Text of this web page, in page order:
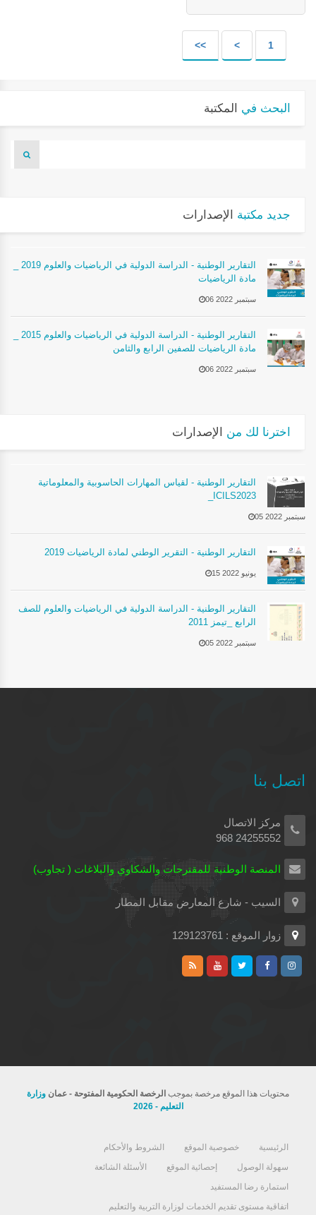
1
>
>>
البحث في المكتبة
جديد مكتبة الإصدارات
مادة الرياضيات
06 سبتمبر 2022
مادة الرياضيات للصفين الرابع والثامن
06 سبتمبر 2022
اخترنا لك من الإصدارات
التقارير الوطنية - لقياس المهارات الحاسوبية والمعلوماتية
_ICILS2023
05 سبتمبر 2022
التقارير الوطنية - التقرير الوطني لمادة الرياضيات 2019
15 يونيو 2022
التقارير الوطنية - الدراسة الدولية في الرياضيات والعلوم للصف
الرابع _تيمز 2011
05 سبتمبر 2022
اتصل بنا
مركز الاتصال
24255552 968
المنصة الوطنية للمقترحات والشكاوي والبلاغات ( تجاوب)
السيب - شارع المعارض مقابل المطار
زوار الموقع : 129123761
محتويات هذا الموقع مرخصة بموجب الرخصة الحكومية المفتوحة - عمان وزارة
التعليم - 2026
الرئيسية خصوصية الموقع
الشروط والأحكام
سهولة الوصول
إحصائية الموقع
الأسئلة الشائعة
استمارة رضا المستفيد
اتفاقية مستوى تقديم الخدمات لوزارة التربية والتعليم